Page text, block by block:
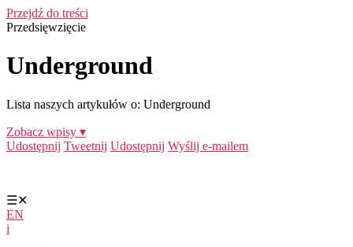
Przejdź do treści
Przedsięwzięcie
Underground
Lista naszych artykułów o: Underground
Zobacz wpisy ▾
Udostępnij Tweetnij Udostępnij Wyślij e-mailem
☰✕
EN
i